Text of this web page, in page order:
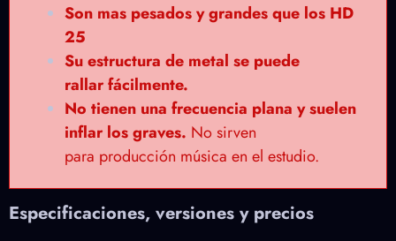
Son mas pesados y grandes que los HD
25
Su estructura de metal se puede
rallar fácilmente.
No tienen una frecuencia plana y suelen
inflar los graves. No sirven
para producción música en el estudio.
Especificaciones, versiones y precios